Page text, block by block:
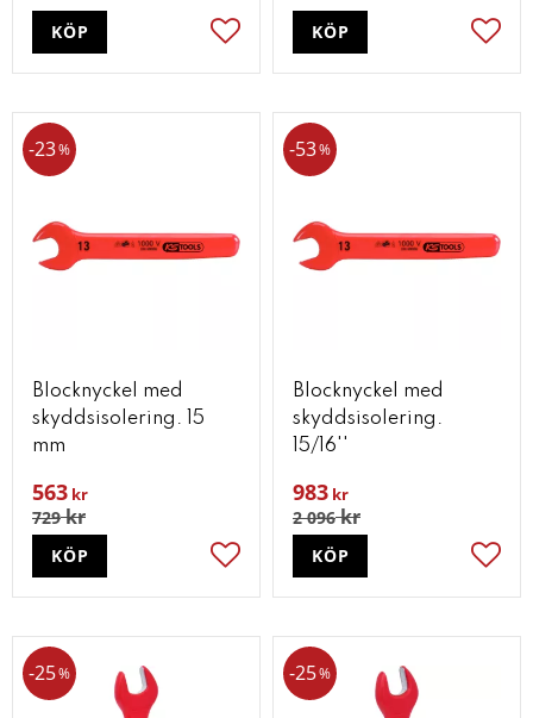
Lägg till i favoriter
KÖP KÖP
Blocknyckel med
skyddsisolering. 15
mm
563 kr
729kr
23%
Lägg till i favoriter
KÖP
Blocknyckel med
skyddsisolering.
15/16''
983 kr
2 096kr
53%
KÖP
25% 25%